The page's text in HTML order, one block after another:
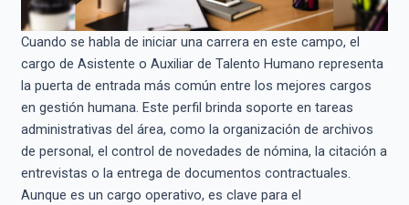
Cuando se habla de iniciar una carrera en este campo, el
cargo de Asistente o Auxiliar de Talento Humano representa
la puerta de entrada más común entre los mejores cargos
en gestión humana. Este perfil brinda soporte en tareas
administrativas del área, como la organización de archivos
de personal, el control de novedades de nómina, la citación a
entrevistas o la entrega de documentos contractuales.
Aunque es un cargo operativo, es clave para el